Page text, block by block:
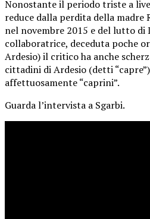
Nonostante il periodo triste a
reduce dalla perdita della madre
nel novembre 2015 e del lutto di
collaboratrice, deceduta poche
Ardesio) il critico ha anche
cittadini di Ardesio (detti
affettuosamente “caprini”.
Guarda l’intervista a Sgarbi.